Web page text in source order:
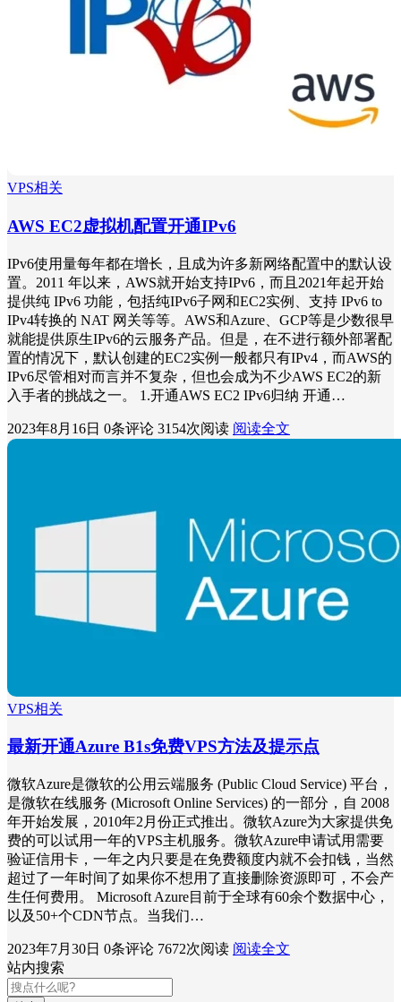
VPS相关
AWS EC2虚拟机配置开通IPv6
IPv6使用量每年都在增长，且成为许多新网络配置中的默认设
置。2011 年以来，AWS就开始支持IPv6，而且2021年起开始
提供纯 IPv6 功能，包括纯IPv6子网和EC2实例、支持 IPv6 to
IPv4转换的 NAT 网关等等。AWS和Azure、GCP等是少数很早
就能提供原生IPv6的云服务产品。但是，在不进行额外部署配
置的情况下，默认创建的EC2实例一般都只有IPv4，而AWS的
IPv6尽管相对而言并不复杂，但也会成为不少AWS EC2的新
入手者的挑战之一。 1.开通AWS EC2 IPv6归纳 开通…
2023年8月16日 0条评论 3154次阅读 阅读全文
VPS相关
最新开通Azure B1s免费VPS方法及提示点
微软Azure是微软的公用云端服务 (Public Cloud Service) 平台，
是微软在线服务 (Microsoft Online Services) 的一部分，自 2008
年开始发展，2010年2月份正式推出。微软Azure为大家提供免
费的可以试用一年的VPS主机服务。微软Azure申请试用需要
验证信用卡，一年之内只要是在免费额度内就不会扣钱，当然
超过了一年时间了如果你不想用了直接删除资源即可，不会产
生任何费用。 Microsoft Azure目前于全球有60余个数据中心，
以及50+个CDN节点。当我们…
2023年7月30日 0条评论 7672次阅读 阅读全文
站内搜索